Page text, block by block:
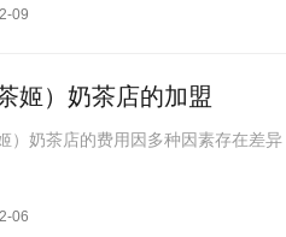
09
姬）奶茶店的加盟
）奶茶店的费用因多种因素存在差
06